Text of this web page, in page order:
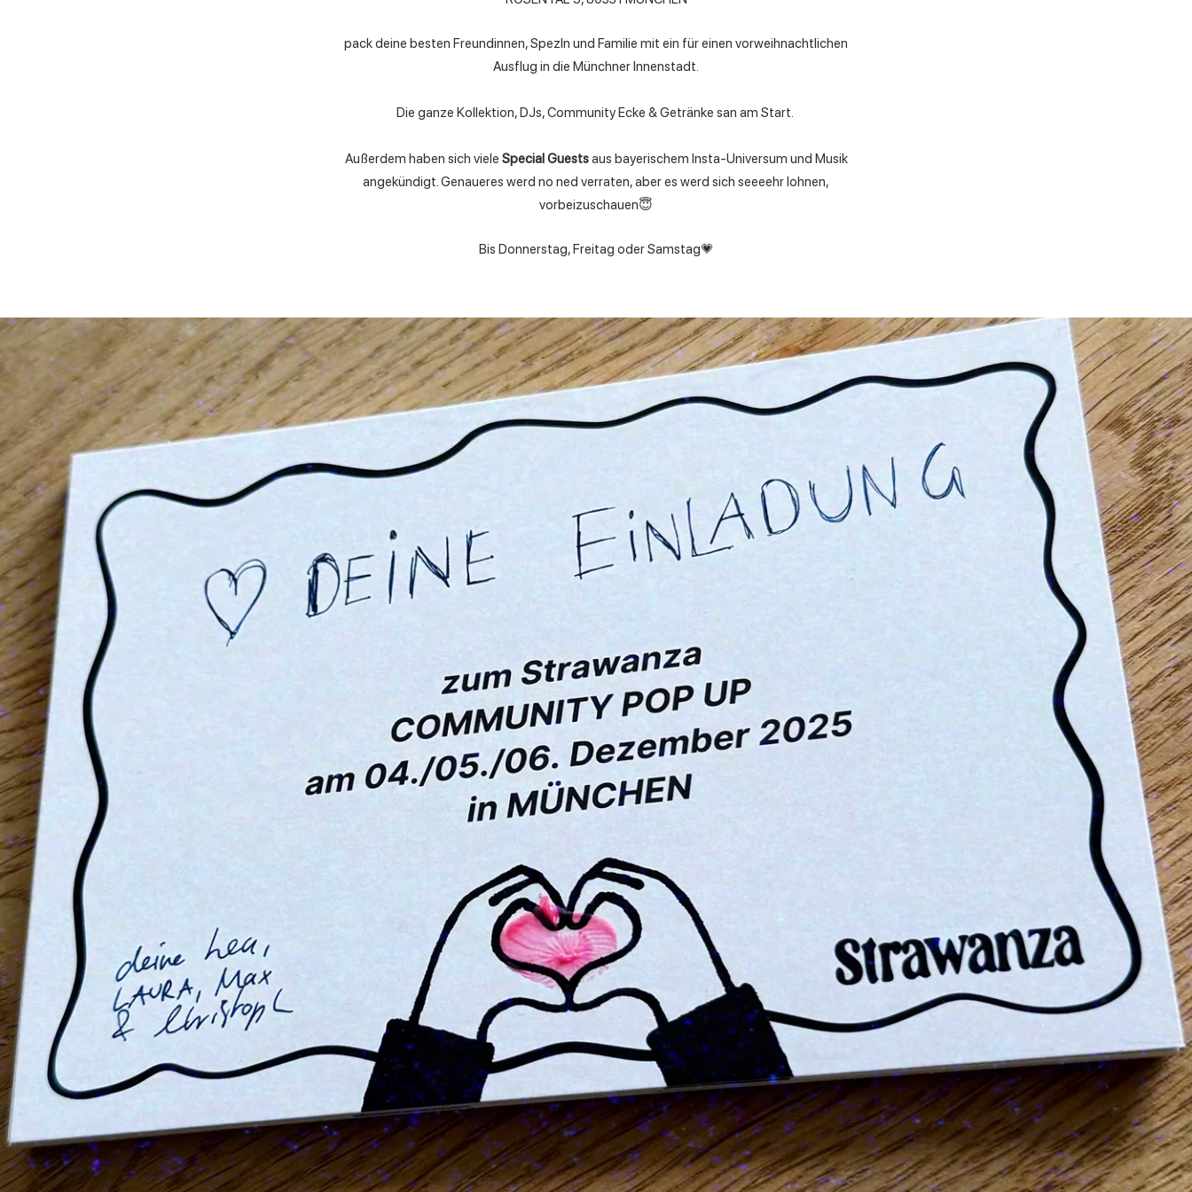
pack deine besten Freundinnen, Spezln und Familie mit ein für einen vorweihnachtlichen
Ausflug in die Münchner Innenstadt.
Die ganze Kollektion, DJs, Community Ecke & Getränke san am Start.
Außerdem haben sich viele Special Guestsaus bayerischem Insta-Universum und Musik
angekündigt. Genaueres werd no ned verraten, aber es werd sich seeeehr lohnen,
vorbeizuschauen😇
Bis Donnerstag, Freitag oder Samstag💗